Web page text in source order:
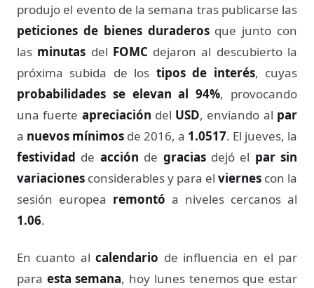
produjo el evento de la semana tras publicarse las
peticiones de bienes duraderosque junto con
las minutas del FOMC dejaron al descubierto la
próxima subida de los tipos de interés, cuyas
probabilidades se elevan al 94%, provocando
una fuerte apreciación del USD, enviando al par
a nuevos mínimos de 2016, a 1.0517. El jueves, la
festividad de acción de graciasdejó el par sin
variaciones considerables y para el viernes con la
sesión europea remontó a niveles cercanos al
1.06.
En cuanto alcalendario de influencia en el par
para esta semana, hoy lunes tenemos que estar